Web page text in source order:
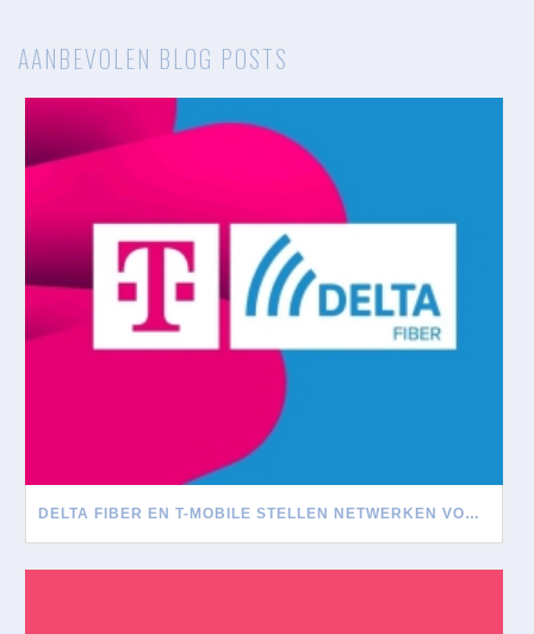
AANBEVOLEN BLOG POSTS
DELTA FIBER EN T-MOBILE STELLEN NETWERKEN VOOR ELKAAR OPEN